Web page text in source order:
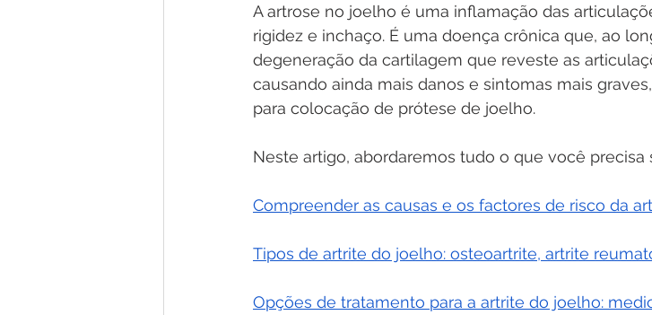
A artrose no joelho é uma inflamação das
rigidez e inchaço. É uma doença crônica que, ao
degeneração da cartilagem que reveste as
causando ainda mais danos e sintomas mais
para colocação de prótese de joelho.
Neste artigo, abordaremos tudo o que você precisa
Compreender as causas e os factores de risco da
Tipos de artrite do joelho: osteoartrite, artrite
Opções de tratamento para a artrite do joelho: